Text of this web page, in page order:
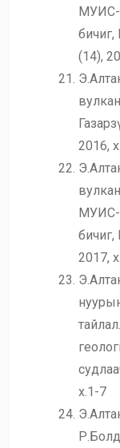
МУИС-
(14),
2016,
МУИС-
бичиг,
2017,
х.1-7